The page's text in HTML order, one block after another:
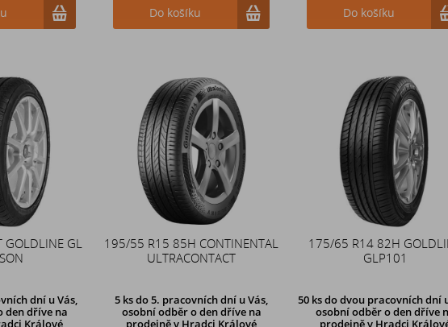
Do košíku Do košíku
GL
dní u Vás,
den dříve na
Králové
195/55 R15 85H CONTINENTAL
ULTRACONTACT
5 ksdo 5. pracovních dní u Vás,
osobní odběr o den dříve na
prodejněv Hradci Králové
175/65 R14 82H
GLP101
50 ks do dvou pracovních dní
osobní odběr o den dříve
prodejně v Hradci